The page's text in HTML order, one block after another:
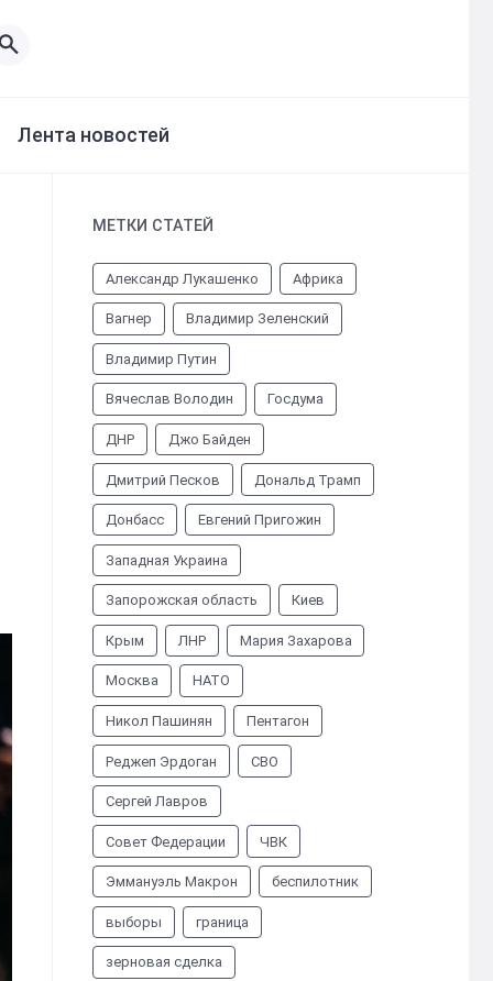
Лента новостей
МЕТКИ СТАТЕЙ
Александр Лукашенко Африка
Вагнер Владимир Зеленский
Владимир Путин
Вячеслав Володин Госдума
ДНР Джо Байден
Дмитрий Песков Дональд Трамп
Донбасс Евгений Пригожин
Западная Украина
Запорожская область Киев
Крым ЛНР Мария Захарова
Москва НАТО
Никол Пашинян Пентагон
Реджеп Эрдоган СВО
Сергей Лавров
Совет Федерации ЧВК
Эммануэль Макрон беспилотник
выборы граница
зерновая сделка